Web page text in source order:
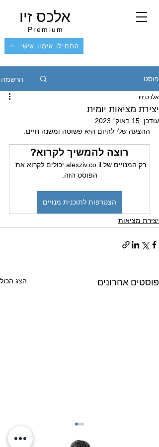
אלכס זיו
Premium
התחילו אימון אישי
פוסט הרשמה
יצירת מציאות יומית
אלכס זיו
עודכן: 15 באוק׳ 2023
ההצעה שלי להיום היא פשוטה ומשנה חיים.
רוצה להמשיך לקרוא?
רק המנויים של alexziv.co.il יכולים לקרוא את
הפוסט הזה.
הצטרפות לתוכנית מנויים
יצירת מציאות
פוסטים אחרונים הצג הכול